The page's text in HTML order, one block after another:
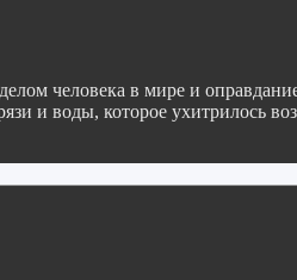
человека в мире и
и воды, которое ухитрилось